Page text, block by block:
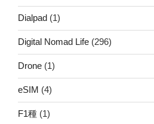
Dialpad (1)
Digital Nomad Life (296)
Drone (1)
eSIM (4)
F1種 (1)